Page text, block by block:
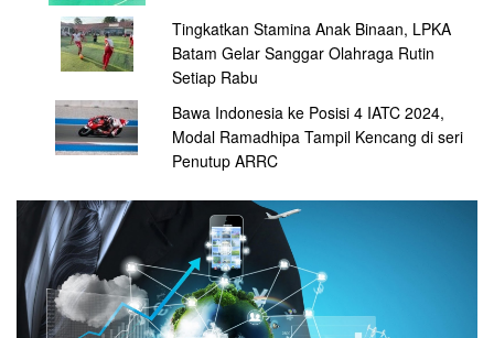
Tingkatkan Stamina Anak Binaan, LPKA
Batam Gelar Sanggar Olahraga Rutin
Setiap Rabu
Bawa Indonesia ke Posisi 4 IATC 2024,
Modal Ramadhipa Tampil Kencang di seri
Penutup ARRC